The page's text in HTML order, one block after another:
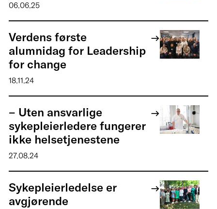
06.06.25
Verdens første
alumnidag for Leadership
for change
18.11.24
– Uten ansvarlige
sykepleierledere fungerer
ikke helsetjenestene
27.08.24
Sykepleierledelse er
avgjørende